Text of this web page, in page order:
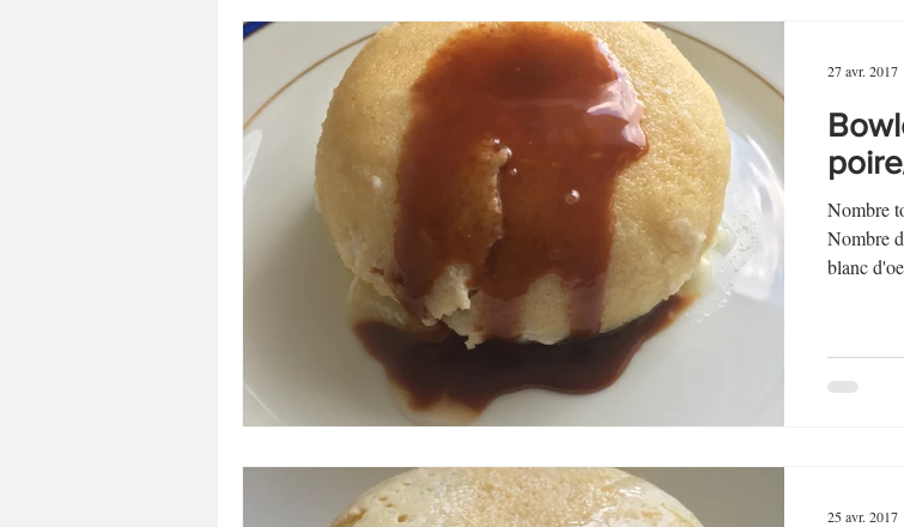
Nombre
Nombre
blanc
27 avr. 2017
25 avr. 2017